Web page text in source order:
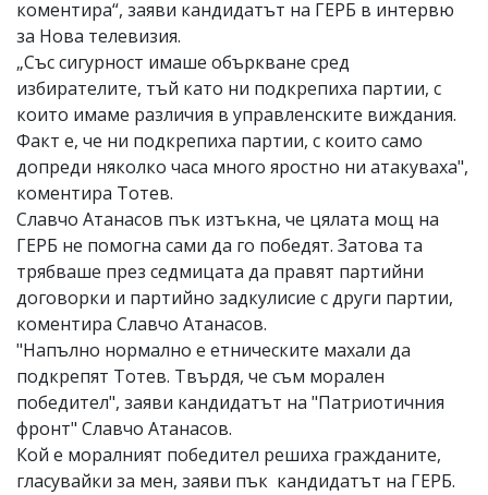
коментира“, заяви кандидатът на ГЕРБ в интервю
за Нова телевизия.
„Със сигурност имаше объркване сред
избирателите, тъй като ни подкрепиха партии, с
които имаме различия в управленските виждания.
Факт е, че ни подкрепиха партии, с които само
допреди няколко часа много яростно ни атакуваха",
коментира Тотев.
Славчо Атанасов пък изтъкна, че цялата мощ на
ГЕРБ не помогна сами да го победят. Затова та
трябваше през седмицата да правят партийни
договорки и партийно задкулисие с други партии,
коментира Славчо Атанасов.
"Напълно нормално е етническите махали да
подкрепят Тотев. Твърдя, че съм морален
победител", заяви кандидатът на "Патриотичния
фронт" Славчо Атанасов.
Кой е моралният победител решиха гражданите,
гласувайки за мен, заяви пък кандидатът на ГЕРБ.